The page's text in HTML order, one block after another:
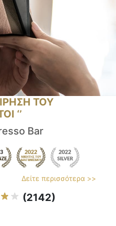
ΤΟΥ
‘’
Bar
Δείτε περισσότερα >>
(2142)